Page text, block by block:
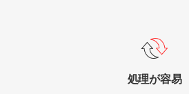
処理が容易